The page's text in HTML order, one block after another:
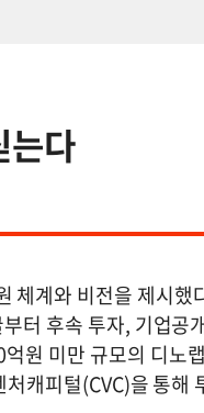
다
체계와 비전을 제시했
터 후속 투자, 기업공
원 미만 규모의 디노
캐피털(CVC)을 통해